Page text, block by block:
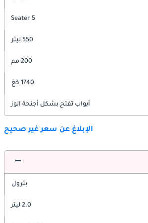
5 Seater
550 ليتر
200 مم
1740 كغ
أبواب تفتح بشكل أجنحة الوز
الإبلاغ عن سعر غير صحيح
بترول
2.0 ليتر